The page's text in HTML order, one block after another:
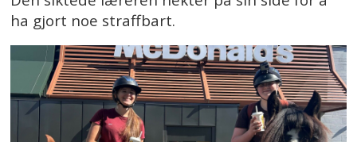
ha gjort noe straffbart.